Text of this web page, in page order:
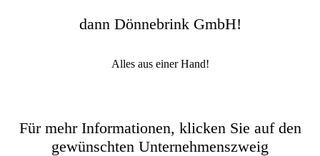
dann Dönnebrink GmbH!
Alles aus einer Hand!
Für mehr Informationen, klicken Sie auf den
gewünschten Unternehmenszweig